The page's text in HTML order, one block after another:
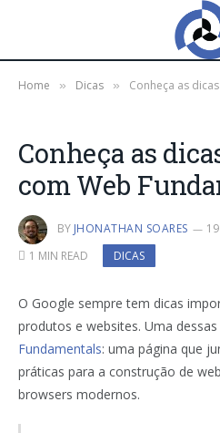
Home » Dicas » Conheça as dicas
Conheça as
com Web
BY JHONATHAN SOARES
1 MIN READ
DICAS
O Google sempre tem dicas
produtos e websites. Uma
Fundamentals: uma página que
práticas para a construção de
browsers modernos.